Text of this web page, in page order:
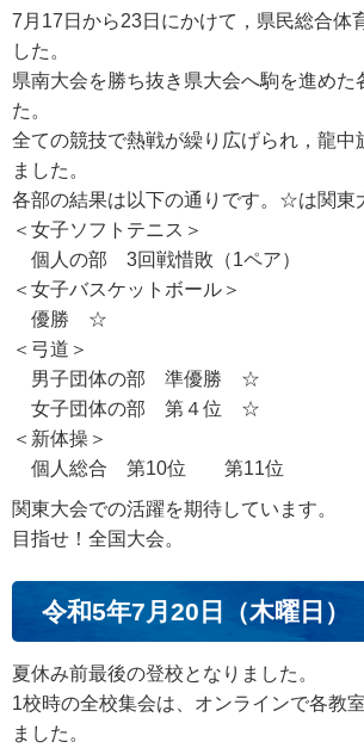
7月17日から23日にかけて，県民総合体
した。
県南大会を勝ち抜き県大会へ駒を進めた
た。
全ての競技で熱戦が繰り広げられ，龍中
ました。
各部の結果は以下の通りです。☆は関東
＜女子ソフトテニス＞
個人の部 3回戦惜敗（1ペア）
＜女子バスケットボール＞
優勝 ☆
＜弓道＞
男子団体の部 準優勝 ☆
女子団体の部 第４位 ☆
＜新体操＞
個人総合 第10位 第11位
関東大会での活躍を期待しています。
目指せ！全国大会。
令和5年7月20日（木曜日）
夏休み前最後の登校となりました。
1校時の全校集会は、オンラインで各教
ました。